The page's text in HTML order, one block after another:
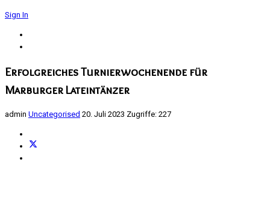
Sign In
Erfolgreiches Turnierwochenende für
Marburger Lateintänzer
admin Uncategorised 20. Juli 2023 Zugriffe: 227